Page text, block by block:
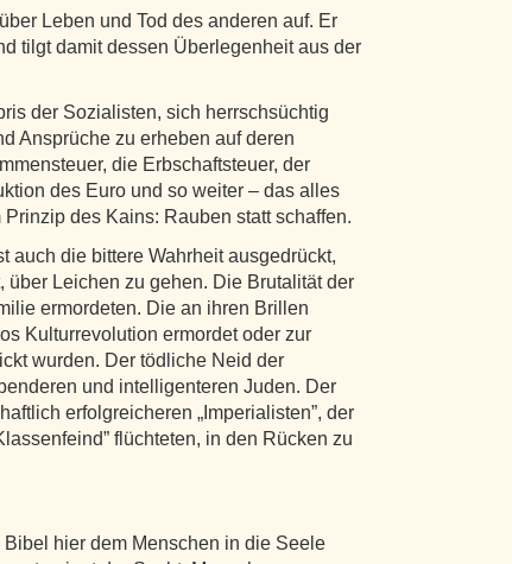
Leben und Tod des anderen auf. Er
tilgt damit dessen Überlegenheit aus der
der Sozialisten, sich herrschsüchtig
Ansprüche zu erheben auf deren
die Erbschaftsteuer, der
des Euro und so weiter – das alles
des Kains: Rauben statt schaffen.
auch die bittere Wahrheit ausgedrückt,
Leichen zu gehen. Die Brutalität der
ermordeten. Die an ihren Brillen
Kulturrevolution ermordet oder zur
wurden. Der tödliche Neid der
und intelligenteren Juden. Der
erfolgreicheren „Imperialisten”, der
flüchteten, in den Rücken zu
hier dem Menschen in die Seele